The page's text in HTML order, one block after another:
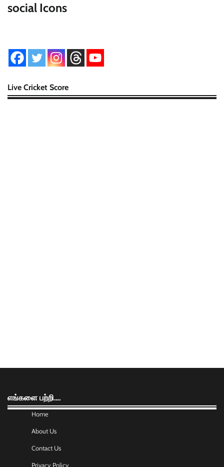
social Icons
Live Cricket Score
எங்களை பற்றி….
Home
About Us
Contact Us
Privacy Policy